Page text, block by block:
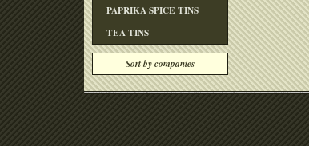
PAPRIKA SPICE TINS
TEA TINS
Sort by companies